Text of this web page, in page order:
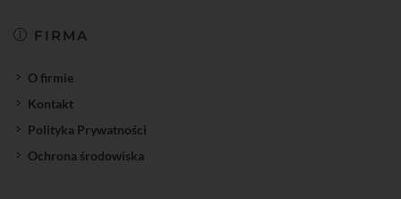
FIRMA
O firmie
Kontakt
Polityka Prywatności
Ochrona środowiska